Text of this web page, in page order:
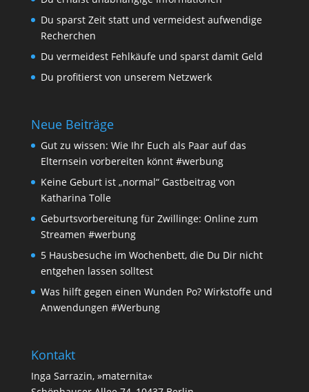
Du sparst Zeit statt und vermeidest aufwendige
Recherchen
Du vermeidest Fehlkäufe und sparst damit Geld
Du profitierst von unserem Netzwerk
Neue Beiträge
Gut zu wissen: Wie Ihr Euch als Paar auf das
Elternsein vorbereiten könnt #werbung
Keine Geburt ist „normal“ Gastbeitrag von
Katharina Tolle
Geburtsvorbereitung für Zwillinge: Online zum
Streamen #werbung
5 Hausbesuche im Wochenbett, die Du Dir nicht
entgehen lassen solltest
Was hilft gegen einen Wunden Po? Wirkstoffe und
Anwendungen #Werbung
Kontakt
Inga Sarrazin, »maternita«